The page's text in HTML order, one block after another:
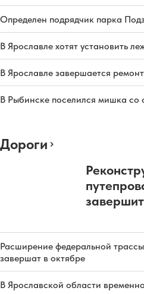
Определен подрядчик парка
В Ярославле хотят установить
В Ярославле завершается
В Рыбинске поселился мишка со
Дороги
Расширение федеральной
завершат в октябре
В Ярославской области